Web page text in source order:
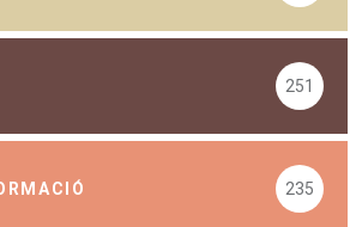
251
235